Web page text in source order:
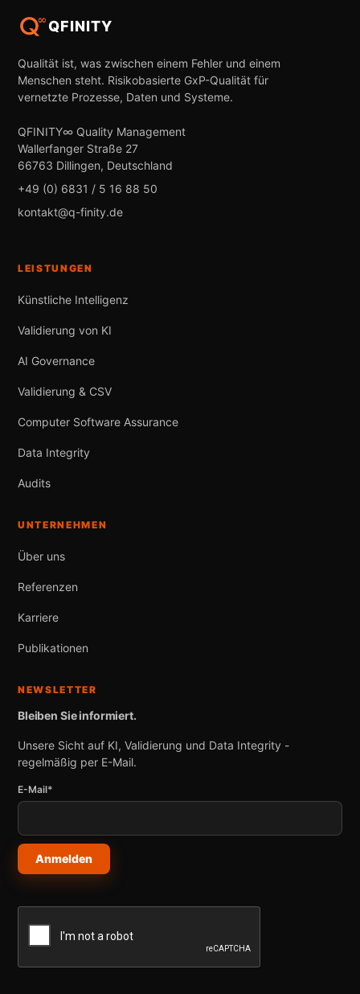
QFINITY
Qualität ist, was zwischen einem Fehler und einem
Menschen steht. Risikobasierte GxP-Qualität für
vernetzte Prozesse, Daten und Systeme.
QFINITY∞ Quality Management
Wallerfanger Straße 27
66763 Dillingen, Deutschland
+49 (0) 6831 / 5 16 88 50
kontakt@q-finity.de
LEISTUNGEN
Künstliche Intelligenz
Validierung von KI
AI Governance
Validierung & CSV
Computer Software Assurance
Data Integrity
Audits
UNTERNEHMEN
Über uns
Referenzen
Karriere
Publikationen
NEWSLETTER
Bleiben Sie informiert.
Unsere Sicht auf KI, Validierung und Data Integrity -
regelmäßig per E-Mail.
E-Mail*
Anmelden